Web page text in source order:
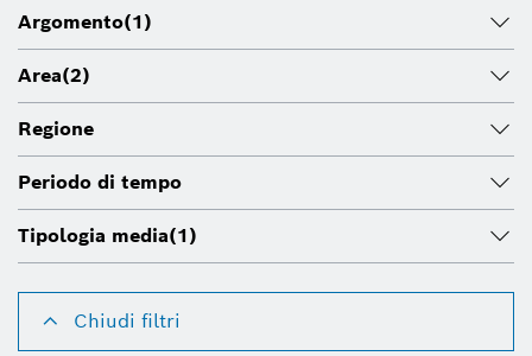
Argomento(1)
Area(2)
Regione
Periodo di tempo
Tipologia media(1)
Chiudi filtri